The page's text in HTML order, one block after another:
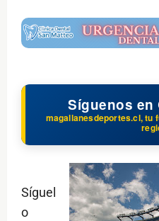
Síguenos en
magallanesdeportes.cl, tu
Síguel
o